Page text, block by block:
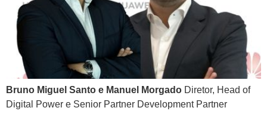
Bruno Miguel Santo e Manuel Morgado Diretor, Head of
Digital Power e Senior Partner Development Partner